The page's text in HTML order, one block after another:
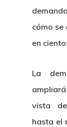
cómo se
en
La
vista
hasta el